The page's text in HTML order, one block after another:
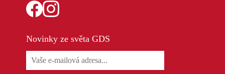
Novinky ze světa GDS